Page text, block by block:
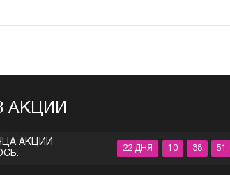
АКЦИИ
АКЦИИ
22 ДНЯ 10 38 51